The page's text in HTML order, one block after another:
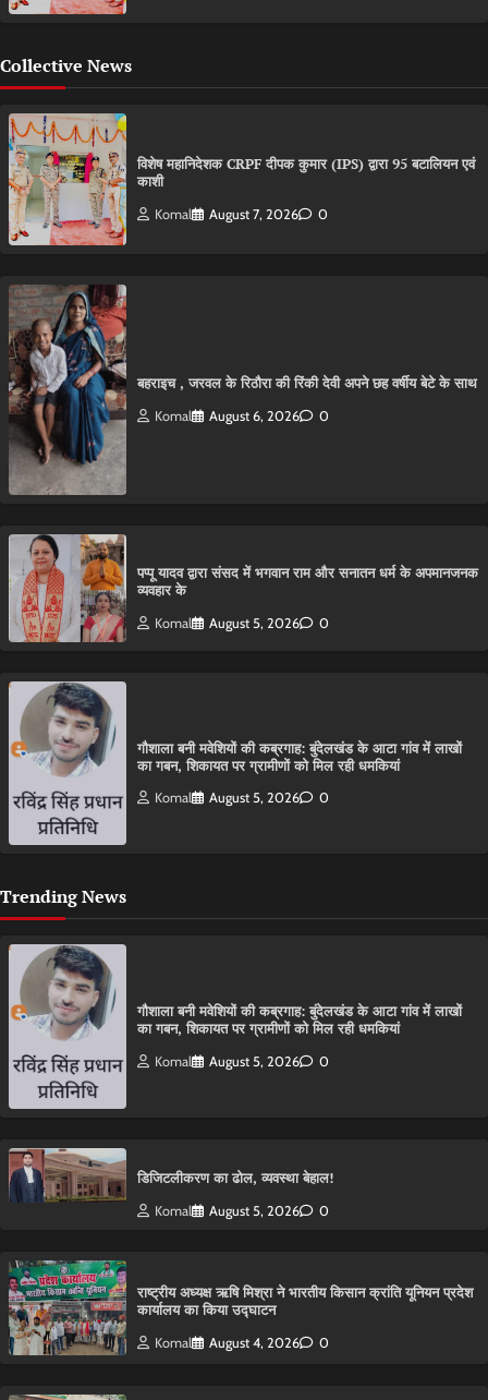
Collective News
विशेष महानिदेशक CRPF दीपक कुमार (IPS) द्वारा 95 बटालियन एवं
काशी
Komal August 7, 2026 0
बहराइच , जरवल के रिठौरा की रिंकी देवी अपने छह वर्षीय बेटे के साथ
Komal August 6, 2026 0
पप्पू यादव द्वारा संसद में भगवान राम और सनातन धर्म के अपमानजनक
व्यवहार के
Komal August 5, 2026 0
गौशाला बनी मवेशियों की कब्रगाह: बुंदेलखंड के आटा गांव में लाखों
का गबन, शिकायत पर ग्रामीणों को मिल रही धमकियां
Komal August 5, 2026 0
Trending News
गौशाला बनी मवेशियों की कब्रगाह: बुंदेलखंड के आटा गांव में लाखों
का गबन, शिकायत पर ग्रामीणों को मिल रही धमकियां
Komal August 5, 2026 0
डिजिटलीकरण का ढोल, व्यवस्था बेहाल!
Komal August 5, 2026 0
राष्ट्रीय अध्यक्ष ऋषि मिश्रा ने भारतीय किसान क्रांति यूनियन प्रदेश
कार्यालय का किया उद्घाटन
Komal August 4, 2026 0